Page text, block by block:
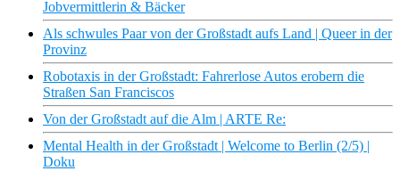
Jobvermittlerin & Bäcker
Als schwules Paar von der Großstadt aufs Land | Queer in der
Provinz
Robotaxis in der Großstadt: Fahrerlose Autos erobern die
Straßen San Franciscos
Von der Großstadt auf die Alm | ARTE Re:
Mental Health in der Großstadt | Welcome to Berlin (2/5) |
Doku